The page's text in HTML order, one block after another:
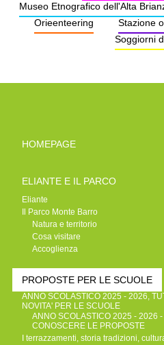
Museo Etnografico dell'Alta
Orieenteering
Stazione
Soggiorni
HOMEPAGE
ELIANTE E IL PARCO
Eliante
Il Parco Monte Barro
Natura e territorio
Cosa visitare
Accoglienza
PROPOSTE PER LE SCUOLE
ANNO SCOLASTICO 2025 - 2026,
NOVITA' PER LE SCUOLE
ANNO SCOLASTICO 2025 - 2026
CONOSCERE LE PROPOSTE
I terrazzamenti, storia tradizioni,